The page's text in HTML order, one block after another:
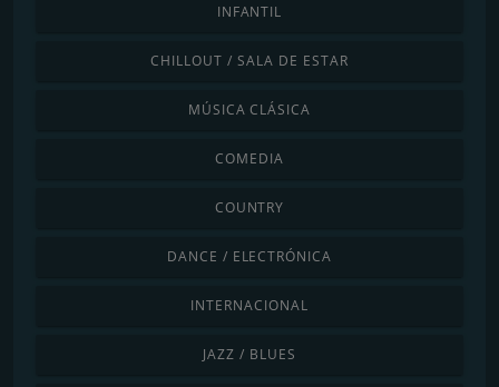
INFANTIL
CHILLOUT / SALA DE ESTAR
MÚSICA CLÁSICA
COMEDIA
COUNTRY
DANCE / ELECTRÓNICA
INTERNACIONAL
JAZZ / BLUES